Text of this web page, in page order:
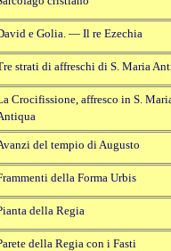
e Golia. — Il re Ezechia
strati di affreschi di S. Maria
Crocifissione, affresco in S.
del tempio di Augusto
della Forma Urbis
della Regia
della Regia con i Fasti